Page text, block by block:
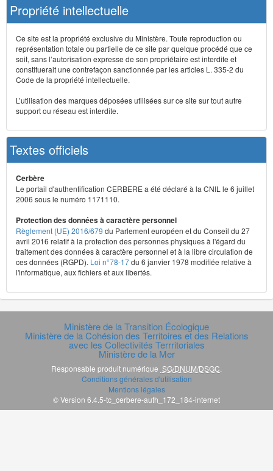
Propriété intellectuelle
Ce site est la propriété exclusive du Ministère. Toute reproduction ou
représentation totale ou partielle de ce site par quelque procédé que ce
soit, sans l’autorisation expresse de son propriétaire est interdite et
constituerait une contrefaçon sanctionnée par les articles L. 335-2 du
Code de la propriété intellectuelle.
L’utilisation des marques déposées utilisées sur ce site sur tout autre
support ou réseau est interdite.
Textes officiels
Cerbère
Le portail d'authentification CERBERE a été déclaré à la CNIL le 6 juillet
2006 sous le numéro 1171110.
Protection des données à caractère personnel
Règlement (UE) 2016/679 du Parlement européen et du Conseil du 27
avril 2016 relatif à la protection des personnes physiques à l'égard du
traitement des données à caractère personnel et à la libre circulation de
ces données (RGPD). Loi n°78-17du 6 janvier 1978 modifiée relative à
l'informatique, aux fichiers et aux libertés.
Ministère de la Transition Écologique
Ministère de la Cohésion des Territoires et des Relations
avec les Collectivités Terrritoriales
Ministère de la Mer
Responsable produit numérique SG/DNUM/DSGC
Conditions générales d'utilisation
Mentions légales
© Version 6.4.5-tc_cerbere-auth_172_184-internet